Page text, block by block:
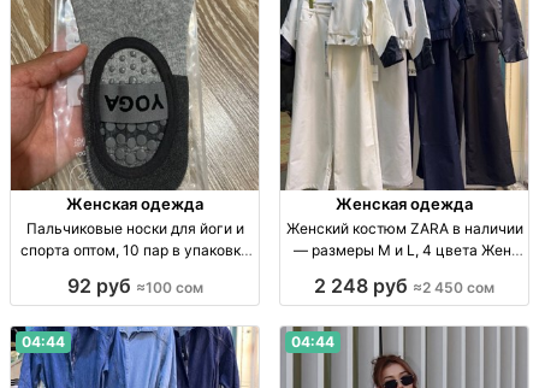
Женская одежда
Пальчиковые носки для йоги и
спорта оптом, 10 пар в упаковке
р-р станд., уп. 10 шт., опт.
92 руб ≈100 сом
Женская одежда
Женский костюм ZARA в наличии
— размеры M и L, 4 цвета Жен.
огранич. кол-во, 2450 сом
2 248 руб ≈2 450 сом
04:44 04:44